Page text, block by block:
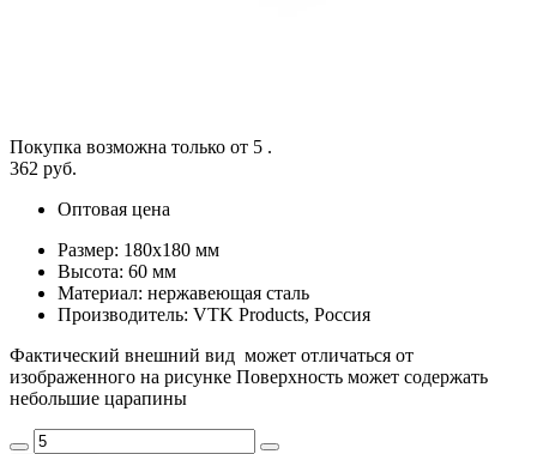
Покупка возможна только от 5 .
362 руб.
Оптовая цена
Размер: 180х180 мм
Высота: 60 мм
Материал: нержавеющая сталь
Производитель: VTK Products, Россия
Фактический внешний вид может отличаться от
изображенного на рисунке Поверхность может содержать
небольшие царапины